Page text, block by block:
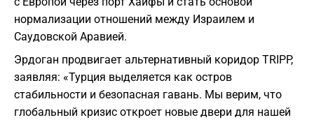
нормализации отношений между Израилем и
Саудовской Аравией.
Эрдоган продвигает альтернативный коридор TRIPP,
заявляя: «Турция выделяется как остров
стабильности и безопасная гавань. Мы верим, что
глобальный кризис откроет новые двери для нашей